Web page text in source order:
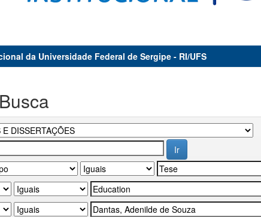
da Universidade Federal de Sergipe - RI/UFS